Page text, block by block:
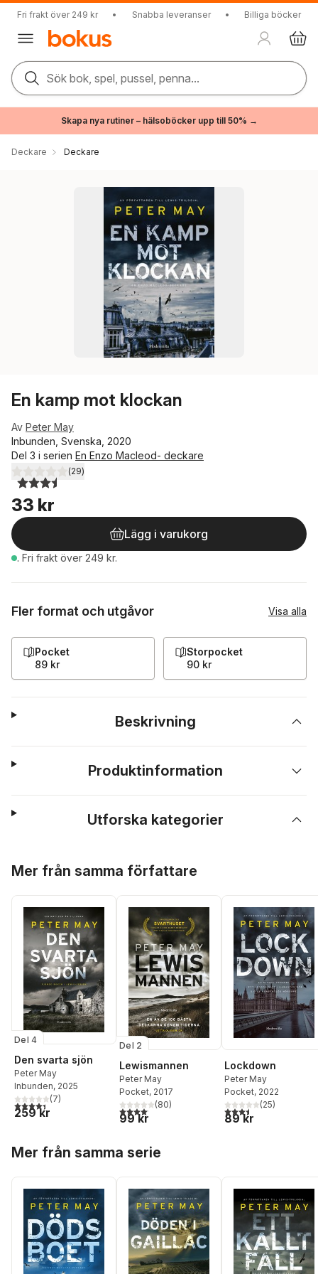
Fri frakt över 249 kr • Snabba leveranser • Billiga böcker
Sök bok, spel, pussel, penna...
Skapa nya rutiner – hälsoböcker upp till 50% →
Deckare Deckare
En kamp mot klockan
Av Peter May
Inbunden, Svenska, 2020
Del 3 i serien En Enzo Macleod- deckare
3,5utav 5 stjärnor. Totalt antal röster:
(29)
33 kr
Lägg i varukorg
. Fri frakt över 249 kr.
Fler format och utgåvor Visa alla
Pocket
89 kr
Storpocket
90 kr
Beskrivning
Produktinformation
Utforska kategorier
Mer från samma författare
Del 4
Den svarta sjön
Peter May
Inbunden, 2025
4,4utav 5 stjärnor. Totalt antal röster:
(7)
259 kr
Del 2
Lewismannen
Peter May
Pocket, 2017
4,1utav 5 stjärnor. Totalt antal röster:
(80)
99 kr
Lockdown
Peter May
Pocket, 2022
3,5utav 5 stjärnor.
(25)
89 kr
Mer från samma serie